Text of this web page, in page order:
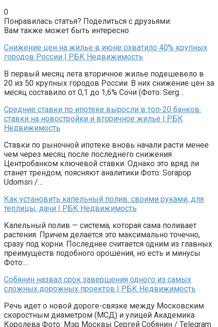
0
Понравилась статья? Поделиться с друзьями:
Вам также может быть интересно
Снижение цен на жилье в июне охватило 40% крупных
городов России | РБК Недвижимость
В первый месяц лета вторичное жилье подешевело в
20 из 50 крупных городов России. В них снижение цен за
месяц составило от 0,1 до 1,6% Сочи (Фото: Serg…
Средние ставки по ипотеке выросли в топ-20 банков:
ставки на новостройки и вторичное жилье | РБК
Недвижимость
Ставки по рыночной ипотеке вновь начали расти менее
чем через месяц после последнего снижения
Центробанком ключевой ставки. Однако это вряд ли
станет трендом, поясняют аналитики Фото: Sorapop
Udomsri /…
Как установить капельный полив: своими руками, для
теплицы, дачи | РБК Недвижимость
Капельный полив — система, которая сама поливает
растения. Причем делается это максимально точечно,
сразу под корни. Последнее считается одним из главных
преимуществ подобного орошения, но есть и минусы
Фото:…
Собянин назвал срок завершения одного из самых
сложных дорожных проектов | РБК Недвижимость
Речь идет о новой дороге-связке между Московским
скоростным диаметром (МСД) и улицей Академика
Королева Фото: Мэр Москвы Сергей Собянин / Telegram